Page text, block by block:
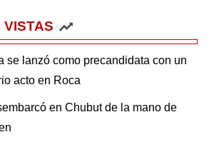
VISTAS
se lanzó como precandidata con un
acto en Roca
en Chubut de la mano de